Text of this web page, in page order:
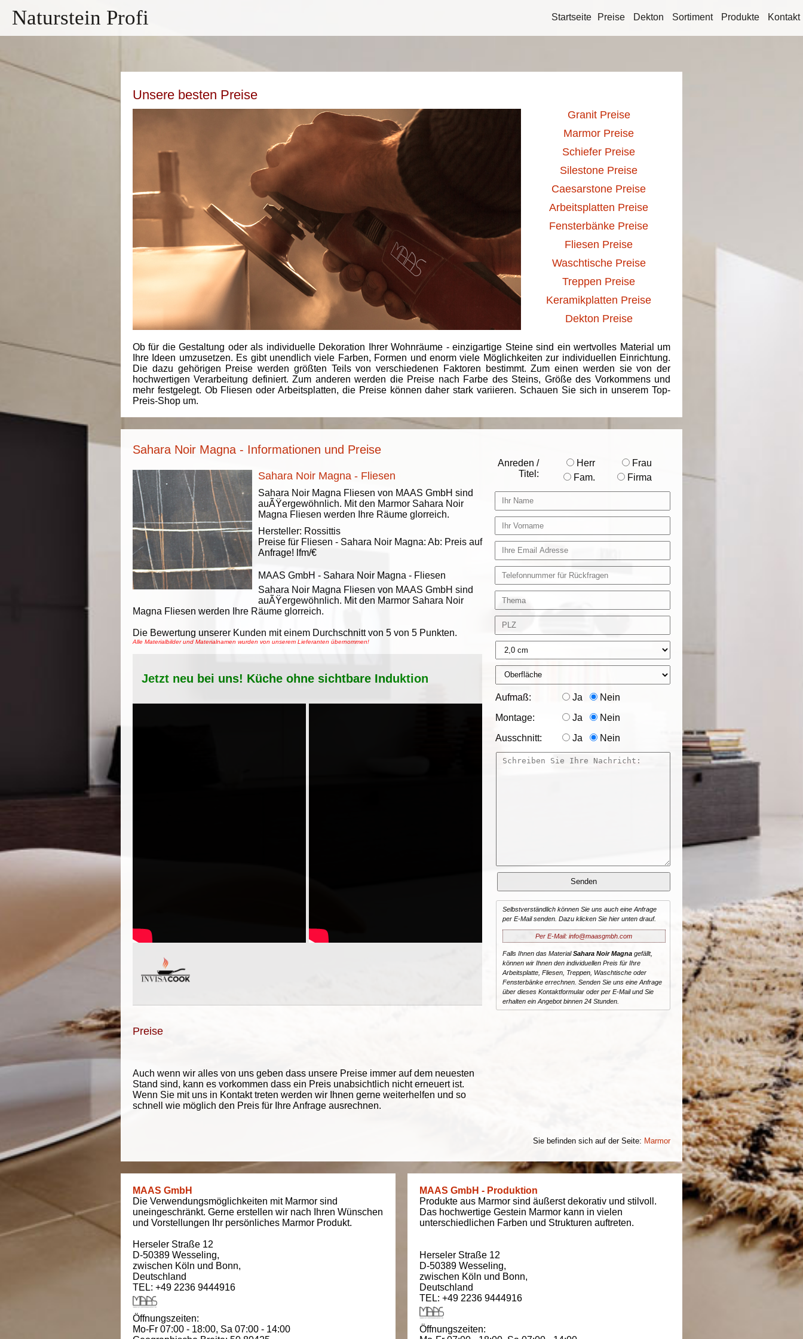
Naturstein Profi Startseite Preise Dekton Sortiment Produkte Kontakt
Unsere besten Preise
Granit Preise
Marmor Preise
Schiefer Preise
Silestone Preise
Caesarstone Preise
Arbeitsplatten Preise
Fensterbänke Preise
Fliesen Preise
Waschtische Preise
Treppen Preise
Keramikplatten Preise
Dekton Preise
Ob für die Gestaltung oder als individuelle Dekoration Ihrer Wohnräume - einzigartige Steine sind ein wertvolles Material um
Ihre Ideen umzusetzen. Es gibt unendlich viele Farben, Formen und enorm viele Möglichkeiten zur individuellen Einrichtung.
Die dazu gehörigen Preise werden größten Teils von verschiedenen Faktoren bestimmt. Zum einen werden sie von der
hochwertigen Verarbeitung definiert. Zum anderen werden die Preise nach Farbe des Steins, Größe des Vorkommens und
mehr festgelegt. Ob Fliesen oder Arbeitsplatten, die Preise können daher stark variieren. Schauen Sie sich in unserem Top-
Preis-Shop um.
Sahara Noir Magna - Informationen und Preise
Sahara Noir Magna - Fliesen
Sahara Noir Magna Fliesen von MAAS GmbH sind
auÃŸergewöhnlich. Mit den Marmor Sahara Noir
Magna Fliesen werden Ihre Räume glorreich.
Hersteller: Rossittis
Preise für Fliesen - Sahara Noir Magna: Ab: Preis auf
Anfrage! lfm/€
MAAS GmbH - Sahara Noir Magna - Fliesen
Sahara Noir Magna Fliesen von MAAS GmbH sind
auÃŸergewöhnlich. Mit den Marmor Sahara Noir
Magna Fliesen werden Ihre Räume glorreich.
Die Bewertung unserer Kunden mit einem Durchschnitt von 5 von 5 Punkten.
Alle Materialbilder und Materialnamen wurden von unserem Lieferanten übernommen!
Jetzt neu bei uns! Küche ohne sichtbare Induktion
Preise
Auch wenn wir alles von uns geben dass unsere Preise immer auf dem neuesten
Stand sind, kann es vorkommen dass ein Preis unabsichtlich nicht erneuert ist.
Wenn Sie mit uns in Kontakt treten werden wir Ihnen gerne weiterhelfen und so
schnell wie möglich den Preis für Ihre Anfrage ausrechnen.
Anreden /
Titel:
Herr
Frau
Fam.
Firma
Aufmaß: Ja Nein
Montage: Ja Nein
Ausschnitt: Ja Nein
Selbstverständlich können Sie uns auch eine Anfrage
per E-Mail senden. Dazu klicken Sie hier unten drauf.
Per E-Mail: info@maasgmbh.com
Falls Ihnen das MaterialSahara Noir Magnagefällt,
können wir Ihnen den individuellen Preis für Ihre
Arbeitsplatte, Fliesen, Treppen, Waschtische oder
Fensterbänke errechnen. Senden Sie uns eine Anfrage
über dieses Kontaktformular oder per E-Mail und Sie
erhalten ein Angebot binnen 24 Stunden.
Sie befinden sich auf der Seite: Marmor
MAAS GmbH
Die Verwendungsmöglichkeiten mit Marmor sind
uneingeschränkt. Gerne erstellen wir nach Ihren Wünschen
und Vorstellungen Ihr persönliches Marmor Produkt.
Herseler Straße 12
D-50389 Wesseling,
zwischen Köln und Bonn,
Deutschland
TEL: +49 2236 9444916
Öffnungszeiten:
Mo-Fr 07:00 - 18:00, Sa 07:00 - 14:00
MAAS GmbH - Produktion
Produkte aus Marmor sind äußerst dekorativ und stilvoll.
Das hochwertige Gestein Marmor kann in vielen
unterschiedlichen Farben und Strukturen auftreten.
Herseler Straße 12
D-50389 Wesseling,
zwischen Köln und Bonn,
Deutschland
TEL: +49 2236 9444916
Öffnungszeiten: